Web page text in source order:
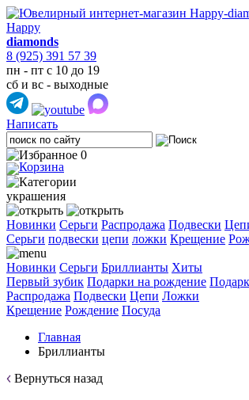
Happy
diamonds
8 (925) 391 57 39
пн - пт с 10 до 19
сб и вс - выходные
Написать
0
украшения
Новинки Серьги Распродажа Подвески
Cерьги подвески цепи ложки Крещение
Новинки Серьги Бриллианты Хиты
Первый зубик Подарки на рождение
Распродажа Подвески Цепи Ложки
Крещение Рождение Посуда
Главная
Бриллианты
Вернуться назад